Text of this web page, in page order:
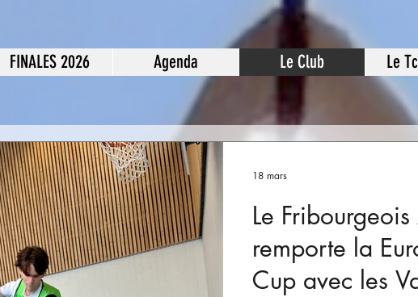
FINALES 2026 Agenda Le Club Le
Le
remporte la
Cup avec les
18 mars